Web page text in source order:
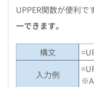
UPPER関数が便利で
一できます。
構文
入力例